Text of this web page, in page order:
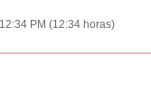
PM (12:34 horas)